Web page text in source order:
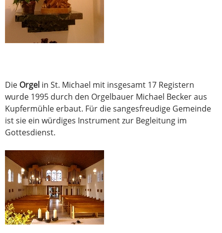
Die Orgel in St. Michael mit insgesamt 17 Registern
wurde 1995 durch den Orgelbauer Michael Becker aus
Kupfermühle erbaut. Für die sangesfreudige Gemeinde
ist sie ein würdiges Instrument zur Begleitung im
Gottesdienst.